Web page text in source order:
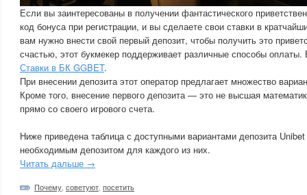
Если вы заинтересованы в получении фантастического
код бонуса при регистрации, и вы сделаете свои ставки в
вам нужно внести свой первый депозит, чтобы получить это
счастью, этот букмекер поддерживает различные способы
Ставки в БК GGBET.
При внесении депозита этот оператор предлагает множество
Кроме того, внесение первого депозита — это не высшая
прямо со своего игрового счета.
Ниже приведена таблица с доступными вариантами депозита
необходимым депозитом для каждого из них.
Читать дальше →
Почему советуют посетить